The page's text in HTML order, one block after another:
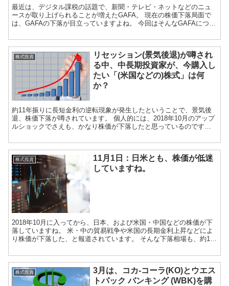
最近は、デジタル課税の話題で、新聞・テレビ・ネットなどのニュ
ースが取り上げられることが増えたGAFA。 現在の株価下落局面で
は、GAFAの下落が目立っていますよね。 今回はそんなGAFAについ
株式投資
リセッション(景気後退)が噂され
る中、中長期投資家が、今購入し
たい「(米国などの)株式」は何
か？
約11年振りに長短金利の逆転現象が発生したということで、景気後
退、株価下落が噂されています。 個人的には、2018年10月のアップ
ルショックでさえも、かなり株価が下落したと思っているのです
株式投資
11月1日：日米とも、株価が低迷
していますね。
2018年10月に入ってから、日本、および米国・中国などの株価が下
落していますね。 米・中の貿易戦争や米国の長期金利上昇などによ
り株価が下落した、と報道されています。 そんな下落相場も、約1ヶ
株式投資
3月は、コカ-コーラ(KO)とウエス
トパック バンキング (WBK)を購